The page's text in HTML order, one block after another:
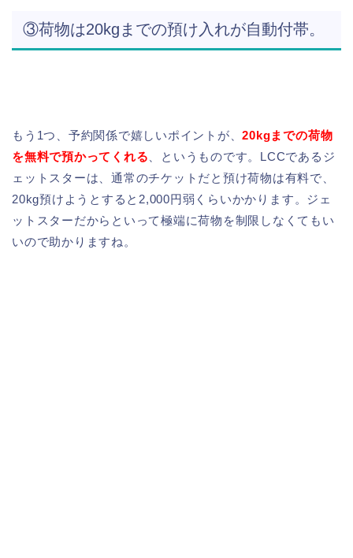
③荷物は20kgまでの預け入れが自動付帯。
もう1つ、予約関係で嬉しいポイントが、20kgまでの荷物
を無料で預かってくれる 、というものです。LCCであるジ
ェットスターは、通常のチケットだと預け荷物は有料で、
20kg預けようとすると2,000円弱くらいかかります。ジェ
ットスターだからといって極端に荷物を制限しなくてもい
いので助かりますね。